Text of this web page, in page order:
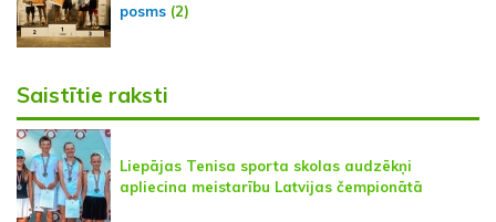
posms (2)
Saistītie raksti
Liepājas Tenisa sporta skolas audzēkņi
apliecina meistarību Latvijas čempionātā